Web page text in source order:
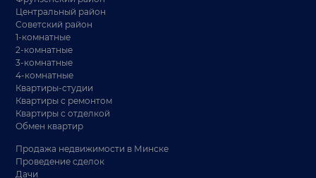
Центральный район
Советский район
1-комнатные
2-комнатные
3-комнатные
4-комнатные
Квартиры-студии
Квартиры с ремонтом
Квартиры с отделкой
Обмен квартир
Продажа недвижимости в Минске
Проведение сделок
Дачи